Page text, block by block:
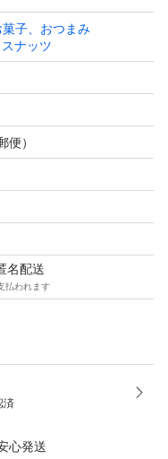
リカ産ハイオレイック
不使用で添加物を使
とした食感と自然な甘
ール袋に入れ、ゆうパ
子、おつまみ
スナッツ
便）
名配送
払われます
済
心発送